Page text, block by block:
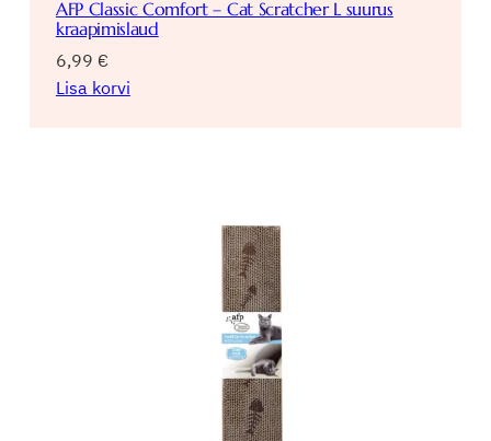
AFP Classic Comfort – Cat Scratcher L suurus
kraapimislaud
6,99 €
Lisa korvi